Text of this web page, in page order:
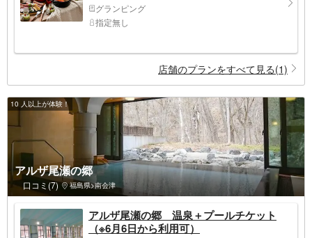
グランピング
指定無し
店舗のプランをすべて見る(1)
10 人以上が体験！
アルザ尾瀬の郷
口コミ(7) 福島県>南会津
アルザ尾瀬の郷 温泉＋プールチケット
（※6月6日から利用可）